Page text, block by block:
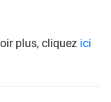
plus, cliquez ici